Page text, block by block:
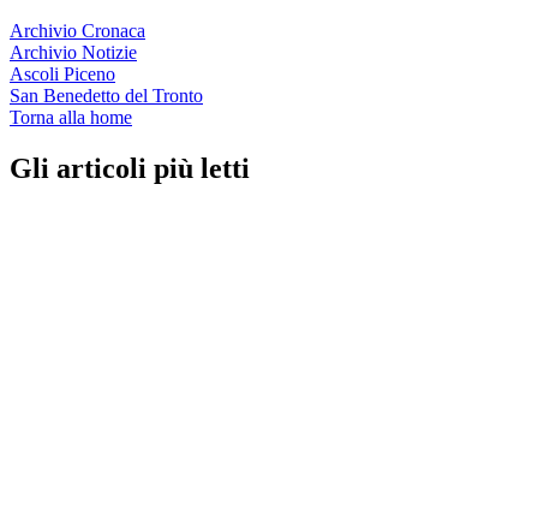
Archivio Cronaca
Archivio Notizie
Ascoli Piceno
San Benedetto del Tronto
Torna alla home
Gli articoli più letti